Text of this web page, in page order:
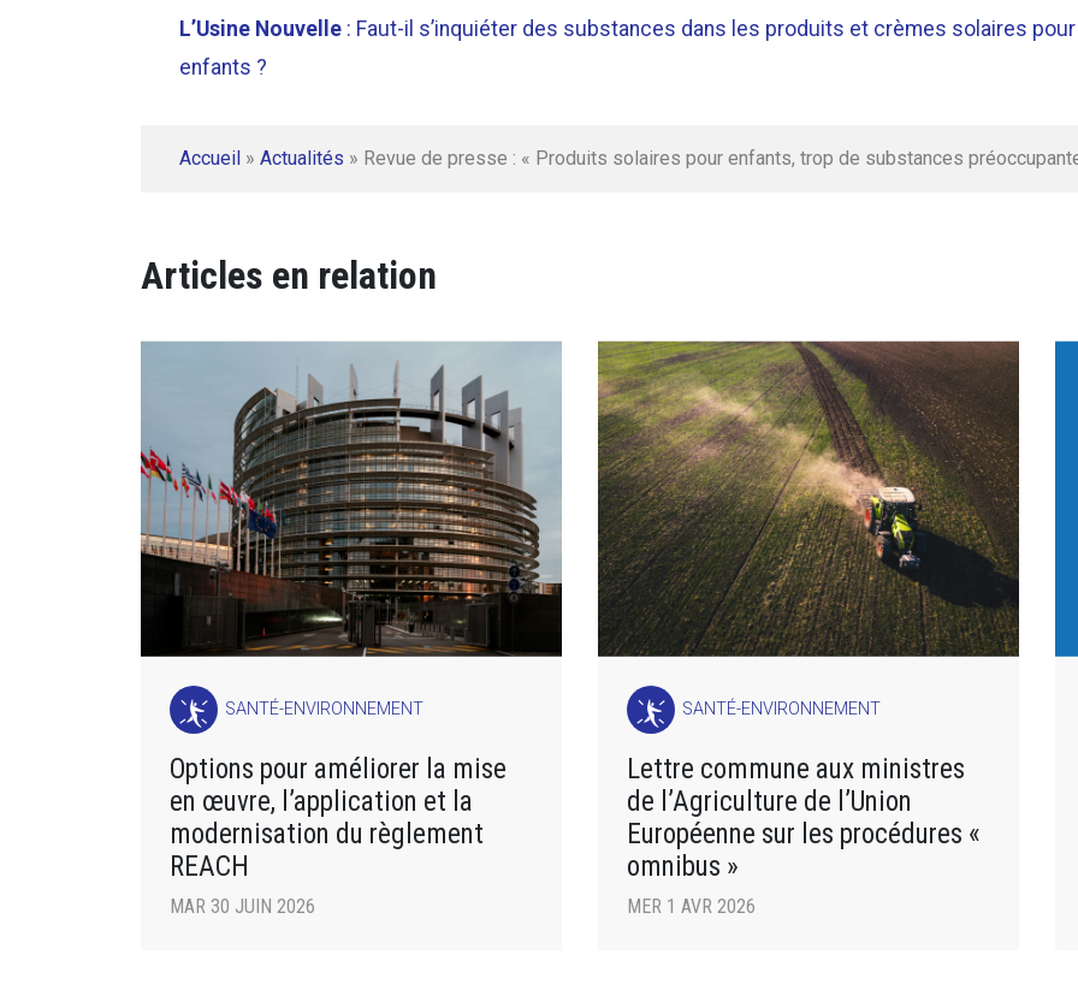
L’Usine Nouvelle : Faut-il s’inquiéter des substances dans les produits et crèmes solaires pour
enfants ?
Accueil » Actualités » Revue de presse : « Produits solaires pour enfants, trop de substances
Articles en relation
SANTÉ-ENVIRONNEMENT
Options pour améliorer la mise
en œuvre, l’application et la
modernisation du règlement
REACH
MAR 30 JUIN 2026
SANTÉ-ENVIRONNEMENT
Lettre commune aux ministres
de l’Agriculture de l’Union
Européenne sur les procédures «
omnibus »
MER 1 AVR 2026